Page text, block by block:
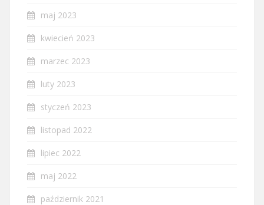
maj 2023
kwiecień 2023
marzec 2023
luty 2023
styczeń 2023
listopad 2022
lipiec 2022
maj 2022
październik 2021